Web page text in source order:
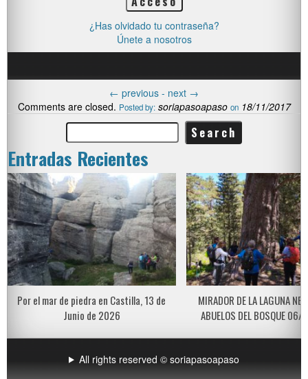
¿Has olvidado tu contraseña?
Únete a nosotros
← previous - next →
Comments are closed. Posted by: soriapasoapaso on 18/11/2017
Entradas Recientes
Por el mar de piedra en Castilla, 13 de
Junio de 2026
MIRADOR DE LA LAGUNA
ABUELOS DEL BOSQUE
All rights reserved © soriapasoapaso